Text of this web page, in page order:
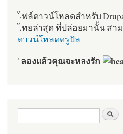
ไฟล์ดาวน์โหลดสำหรับ
ไทยล่าสุด ที่ปล่อยมานั้น สา
ดาวน์โหลดดรูปัล
"ลองแล้วคุณจะหลงรัก
ฟอร์มค้นหา